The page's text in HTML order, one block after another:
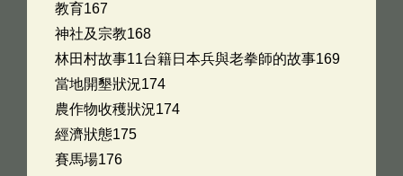
教育167
神社及宗教168
林田村故事11台籍日本兵與老拳師的故事169
當地開墾狀況174
農作物收穫狀況174
經濟狀態175
賽馬場176